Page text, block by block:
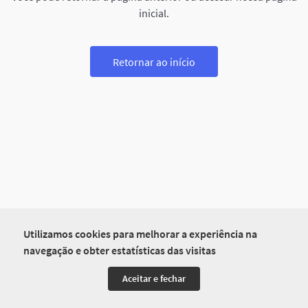
Utilizamos cookies para melhorar a experiência na
navegação e obter estatísticas das visitas
Aceitar e fechar
inicial.
Retornar ao início